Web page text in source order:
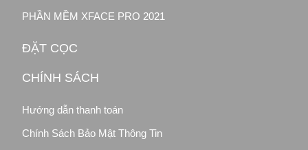
PHẦN MỀM XFACE PRO 2021
ĐẶT CỌC
CHÍNH SÁCH
Hướng dẫn thanh toán
Chính Sách Bảo Mật Thông Tin